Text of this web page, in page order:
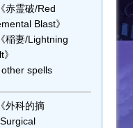
赤霊破/Red
Blast》
稲妻/Lightning
spells
外科的摘